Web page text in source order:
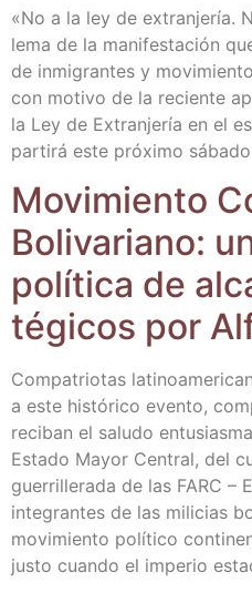
«No a la ley de extran­je­ría.
lema de la mani­fes­ta­ción
de inmi­gran­tes y
con moti­vo de la recien­te
la Ley de Extran­je­ría en el
par­ti­rá este pró­xi­mo
Movi­mien­to
Boli­va­riano:
polí­ti­ca de
té­gi­cos por
Com­pa­trio­tas
a este his­tó­ri­co even­to,
reci­ban el salu­do
Esta­do Mayor Cen­tral, del
gue­rri­lle­ra­da de las FARC –
inte­gran­tes de las mili­cias
movi­mien­to polí­ti­co
jus­to cuan­do el impe­rio